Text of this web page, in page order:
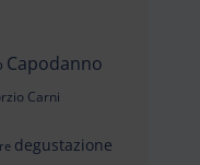
Capodanno
Carni
degustazione